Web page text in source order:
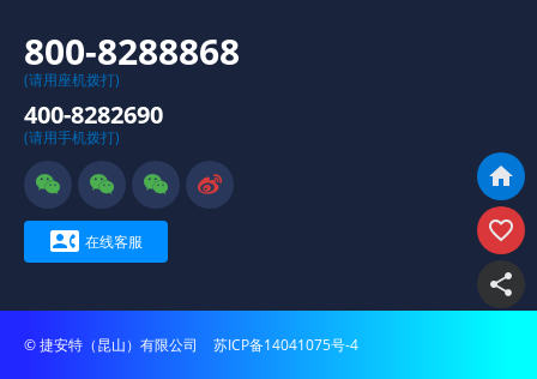



800-8288868
(请用座机拨打)
400-8282690
(请用手机拨打)
   
 在线客服
© 捷安特（昆山）有限公司 苏ICP备14041075号-4